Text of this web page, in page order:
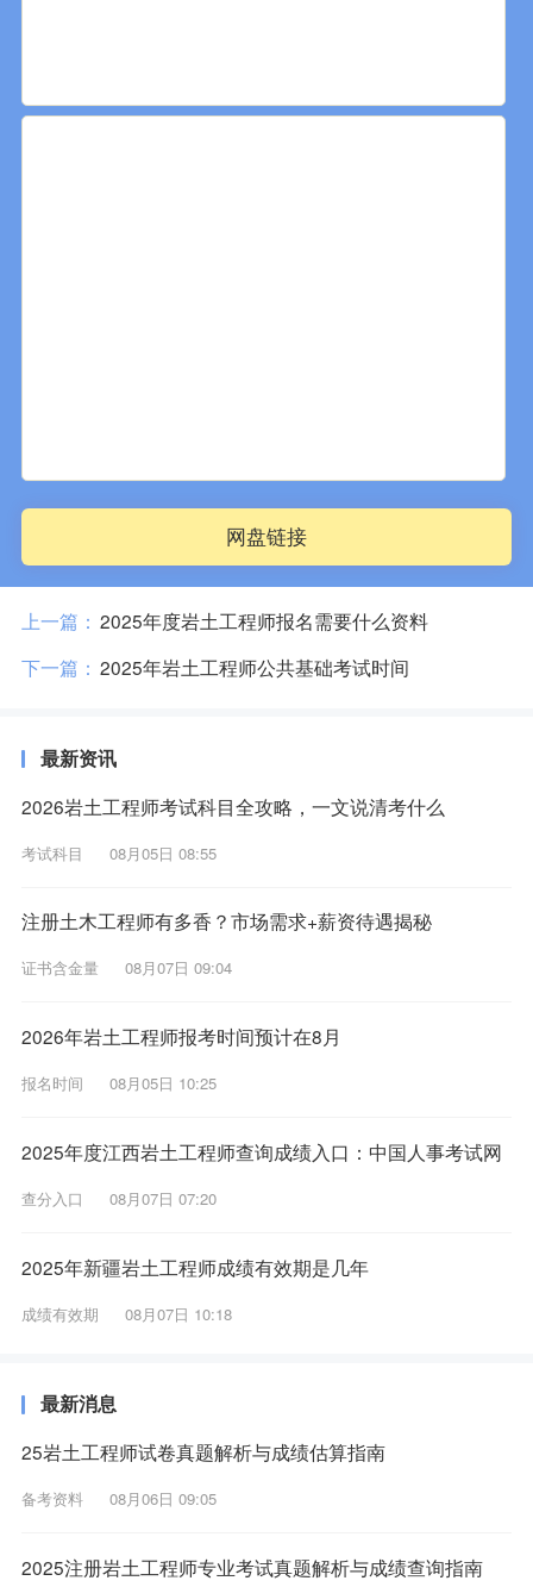
网盘链接
上一篇： 2025年度岩土工程师报名需要什么资料
下一篇： 2025年岩土工程师公共基础考试时间
最新资讯
2026岩土工程师考试科目全攻略，一文说清考什么
考试科目 08月05日 08:55
注册土木工程师有多香？市场需求+薪资待遇揭秘
证书含金量 08月07日 09:04
2026年岩土工程师报考时间预计在8月
报名时间 08月05日 10:25
2025年度江西岩土工程师查询成绩入口：中国人事考试网
查分入口 08月07日 07:20
2025年新疆岩土工程师成绩有效期是几年
成绩有效期 08月07日 10:18
最新消息
25岩土工程师试卷真题解析与成绩估算指南
备考资料 08月06日 09:05
2025注册岩土工程师专业考试真题解析与成绩查询指南